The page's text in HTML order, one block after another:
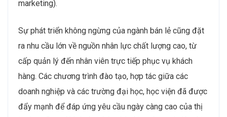
marketing).
Sự phát triển không ngừng của ngành bán lẻ cũng đặt
ra nhu cầu lớn về nguồn nhân lực chất lượng cao, từ
cấp quản lý đến nhân viên trực tiếp phục vụ khách
hàng. Các chương trình đào tạo, hợp tác giữa các
doanh nghiệp và các trường đại học, học viện đã được
đẩy mạnh để đáp ứng yêu cầu ngày càng cao của thị